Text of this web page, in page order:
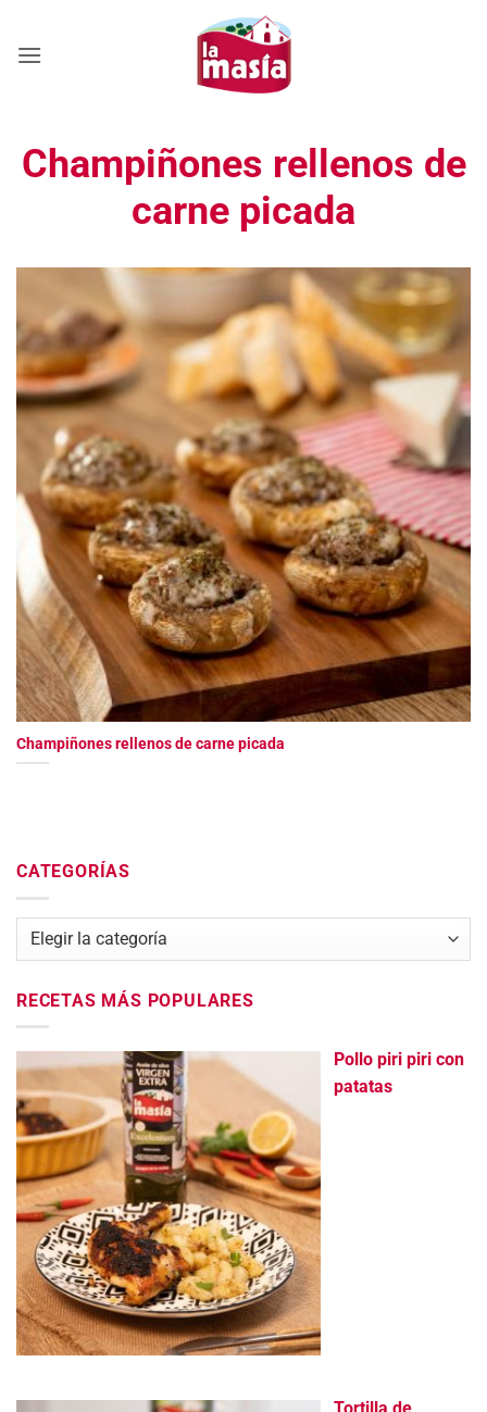
contenido
Champiñones rellenos de
carne picada
Champiñones rellenos de carne picada
CATEGORÍAS
Categorías
RECETAS MÁS POPULARES
Pollo piri piri con
patatas